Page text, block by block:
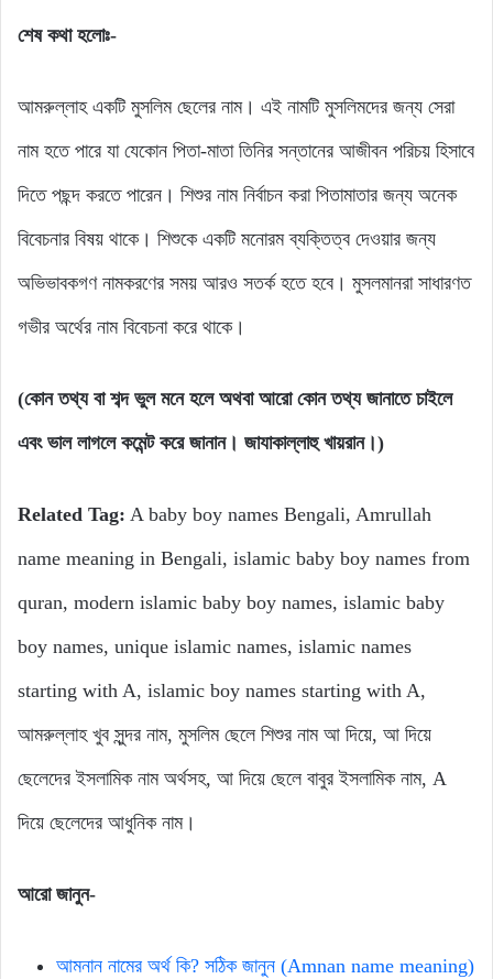
শেষ কথা হলোঃ-
আমরুল্লাহ একটি মুসলিম ছেলের নাম। এই নামটি মুসলিমদের জন্য সেরা
নাম হতে পারে যা যেকোন পিতা-মাতা তিনির সন্তানের আজীবন পরিচয় হিসাবে
দিতে পছন্দ করতে পারেন। শিশুর নাম নির্বাচন করা পিতামাতার জন্য অনেক
বিবেচনার বিষয় থাকে। শিশুকে একটি মনোরম ব্যক্তিত্ব দেওয়ার জন্য
অভিভাবকগণ নামকরণের সময় আরও সতর্ক হতে হবে। মুসলমানরা সাধারণত
গভীর অর্থের নাম বিবেচনা করে থাকে।
(কোন তথ্য বা শব্দ ভুল মনে হলে অথবা আরো কোন তথ্য জানাতে চাইলে
এবং ভাল লাগলে কমেন্ট করে জানান। জাযাকাল্লাহু খায়রান।)
Related Tag: A baby boy names Bengali, Amrullah
name meaning in Bengali, islamic baby boy names from
quran, modern islamic baby boy names, islamic baby
boy names, unique islamic names, islamic names
starting with A, islamic boy names starting with A,
আমরুল্লাহ খুব সুন্দর নাম, মুসলিম ছেলে শিশুর নাম আ দিয়ে, আ দিয়ে
ছেলেদের ইসলামিক নাম অর্থসহ, আ দিয়ে ছেলে বাবুর ইসলামিক নাম, A
দিয়ে ছেলেদের আধুনিক নাম।
আরো জানুন-
আমনান নামের অর্থ কি? সঠিক জানুন (Amnan name meaning)